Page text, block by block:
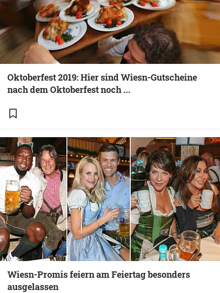
Oktoberfest 2019: Hier sind Wiesn-Gutscheine
nach dem Oktoberfest noch ...
Wiesn-Promis feiern am Feiertag besonders
ausgelassen